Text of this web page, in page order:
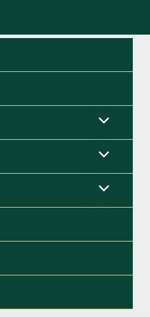
Main
Menü
umschalten
Menü
umschalten
Menü